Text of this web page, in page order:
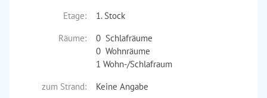
Etage:
1. Stock
Räume:
0 Schlafräume
0 Wohnräume
1 Wohn-/Schlafraum
zum Strand:
Keine Angabe